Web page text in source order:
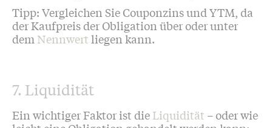
Tipp: Vergleichen Sie Couponzins und YTM, da
der Kaufpreis der Obligation über oder unter
demNennwertliegen kann.
7. Liquidität
Ein wichtiger Faktor ist dieLiquidität – oder wie